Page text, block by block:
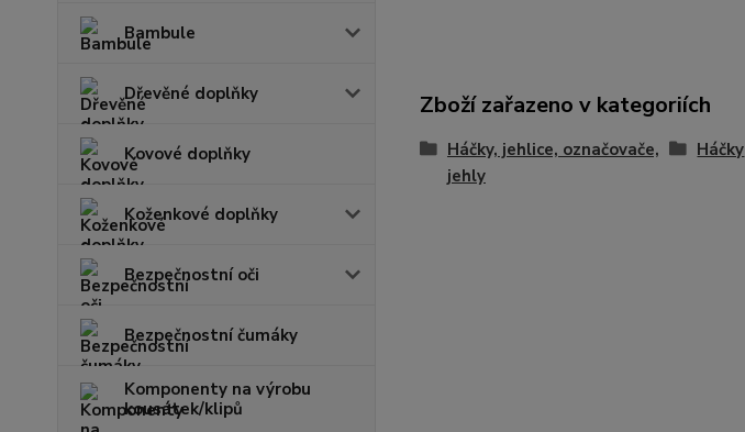
Bambule
Dřevěné doplňky
Kovové doplňky
Koženkové doplňky
Bezpečnostní oči
Bezpečnostní čumáky
Komponenty na výrobu
kousátek/klipů
Zboží zařazeno v kategoriích
Háčky, jehlice, označovače,
jehly
Háčky